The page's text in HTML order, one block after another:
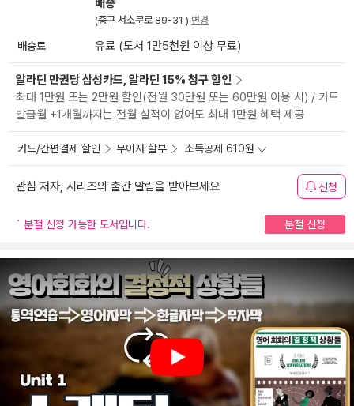
배송
(중구 서소문로 89-31 ) 변경
배송료 유료 (도서 1만5천원 이상 무료)
알라딘 만권당 삼성카드, 알라딘 15% 청구 할인
최대 1만원 또는 2만원 할인(전월 30만원 또는 60만원 이용 시) / 카드
발급월 +1개월까지는 전월 실적이 없어도 최대 1만원 혜택 제공
카드/간편결제 할인 무이자 할부 소득공제 610원
관심 저자, 시리즈의 출간 알림을 받아보세요 신청
분철 신청 가능한 도서입니다. 분철 신청
Play